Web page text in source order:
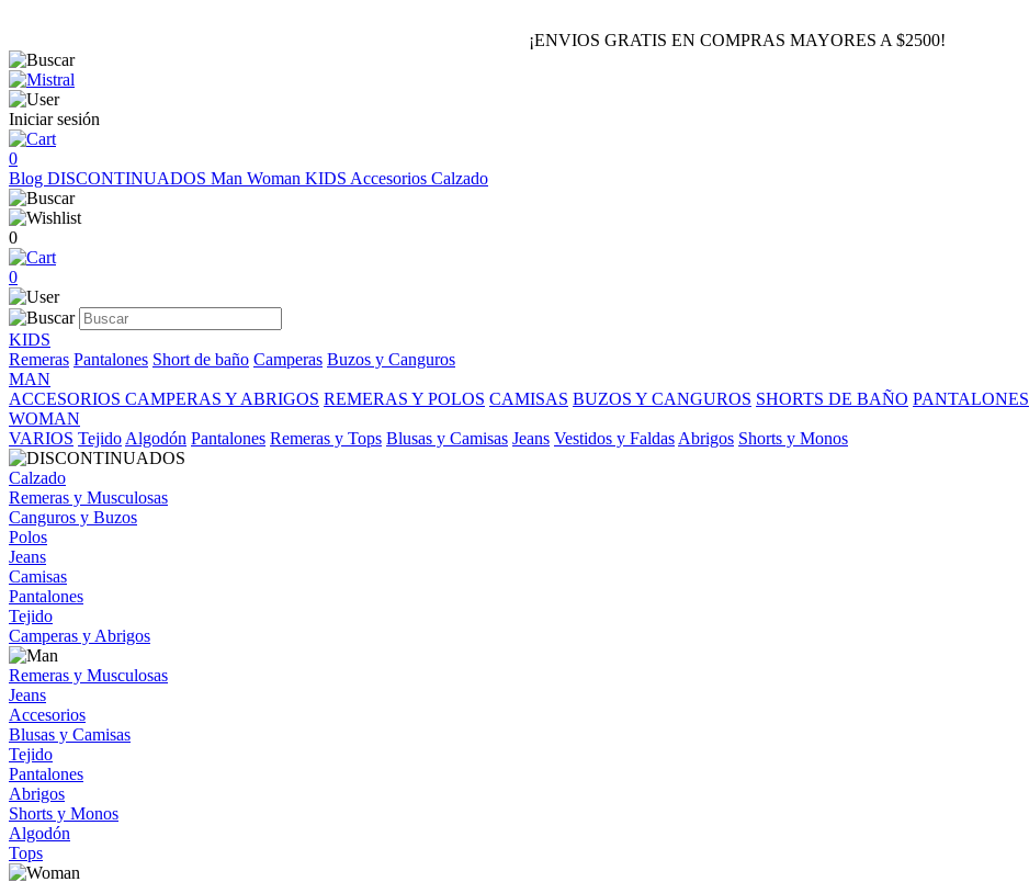
¡ENVIOS GRATIS EN COMPRAS MAYORES A $2500!
Iniciar sesión
0
Blog DISCONTINUADOS Man Woman KIDS Accesorios Calzado
0
0
KIDS
Remeras Pantalones Short de baño Camperas Buzos y Canguros
MAN
ACCESORIOS CAMPERAS Y ABRIGOS REMERAS Y POLOS CAMISAS BUZOS Y CANGUROS SHORTS DE BAÑO PANTALONES
WOMAN
VARIOS Tejido Algodón Pantalones Remeras y Tops Blusas y Camisas Jeans Vestidos y Faldas Abrigos Shorts y Monos
Calzado
Remeras y Musculosas
Canguros y Buzos
Polos
Jeans
Camisas
Pantalones
Tejido
Camperas y Abrigos
Remeras y Musculosas
Jeans
Accesorios
Blusas y Camisas
Tejido
Pantalones
Abrigos
Shorts y Monos
Algodón
Tops